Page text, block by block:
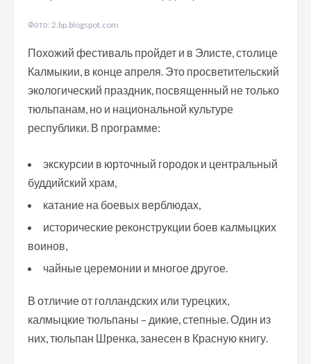
Фото: 2.bp.blogspot.com
Похожий фестиваль пройдет и в Элисте, столице
Калмыкии, в конце апреля. Это просветительский
экологический праздник, посвященный не только
тюльпанам, но и национальной культуре
республики. В программе:
экскурсии в юрточный городок и центральный
буддийский храм,
катание на боевых верблюдах,
исторические реконструкции боев калмыцких
воинов,
чайные церемонии и многое другое.
В отличие от голландских или турецких,
калмыцкие тюльпаны – дикие, степные. Один из
них, тюльпан Шренка, занесен в Красную книгу.